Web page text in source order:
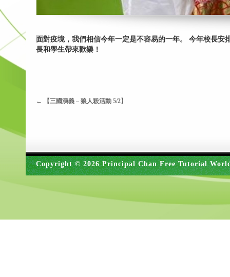
面對疫境，我們相信今年一定是不容易的一年。 今年校長安
長和學生帶來歡樂！
← 【三國演義 – 狼人殺活動 5/2】
Copyright © 2026 Principal Chan Free Tutorial